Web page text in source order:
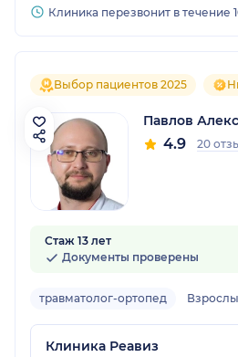
Клиника перезвонит в течение
Выбор пациентов 2025
Павлов
4.9 20
Стаж 13 лет
Документы проверены
травматолог-ортопед
Клиника Реавиз